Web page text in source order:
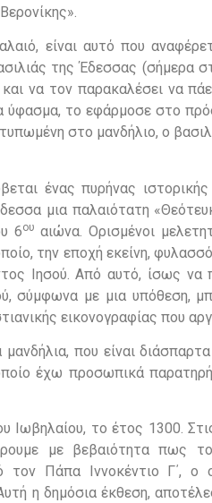
είναι αυτό που
της Έδεσσας (σήμερα
να τον παρακαλέσει να
ύφασμα, το εφάρμοσε στο
στο µανδήλιο, ο
ένας πυρήνας ιστορικής
μια παλαιότατη
6ου αιώνα. Ορισμένοι
την εποχή εκείνη,
Ιησού. Από αυτό, ίσως να
σύμφωνα με μια υπόθεση,
εικονογραφίας που
που είναι
έχω προσωπικά
το έτος 1300.
με βεβαιότητα πως
Πάπα Ιννοκέντιο Γ΄, ο
η δημόσια έκθεση,